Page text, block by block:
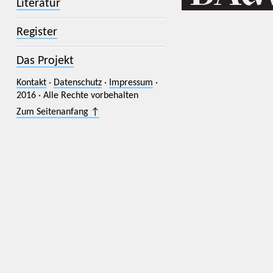
Literatur
Register
Das Projekt
Kontakt· Datenschutz· Impressum ·
2016 · Alle Rechte vorbehalten
Zum Seitenanfang ↑